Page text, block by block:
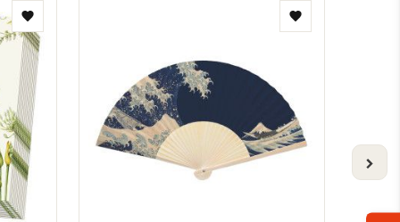
Toevoegen
aan
verlanglijst
Toevoegen